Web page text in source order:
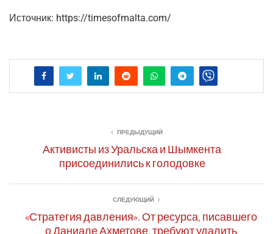
Источ­ник: https://timesofmalta.com/
ПРЕДЫДУЩИЙ
Активисты из Уральска и Шымкента
присоединились к голодовке
СЛЕДУЮЩИЙ
«Стратегия давления». От ресурса, писавшего